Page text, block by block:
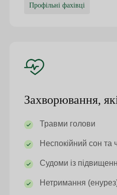
Профільні фахівці
Захворювання,
Травми голови
Неспокійний сон та
Судоми із
Нетримання